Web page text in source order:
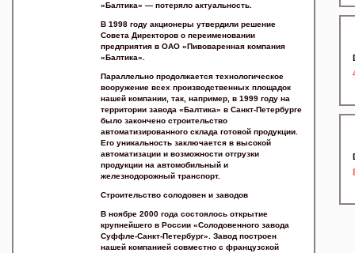
«Балтика» — потеряло актуальность.
В 1998 году акционеры утвердили решение
Совета Директоров о переименовании
предприятия в ОАО «Пивоваренная компания
«Балтика».
Параллельно продолжается технологическое
вооружение всех производственных площадок
нашей компании, так, например, в 1999 году на
территории завода «Балтика» в Санкт-Петербурге
было закончено строительство
автоматизированного склада готовой продукции.
Его уникальность заключается в высокой
автоматизации и возможности отгрузки
продукции на автомобильный и
железнодорожный транспорт.
Строительство солодовен и заводов
В ноябре 2000 года состоялось открытие
крупнейшего в России «Солодовенного завода
Суффле-Санкт-Петербург». Завод построен
нашей компанией совместно с французской